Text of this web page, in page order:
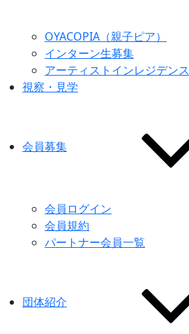
OYACOPIA（親子ピア）
インターン生募集
アーティストインレジデンス
視察・見学
会員募集
会員ログイン
会員規約
パートナー会員一覧
団体紹介